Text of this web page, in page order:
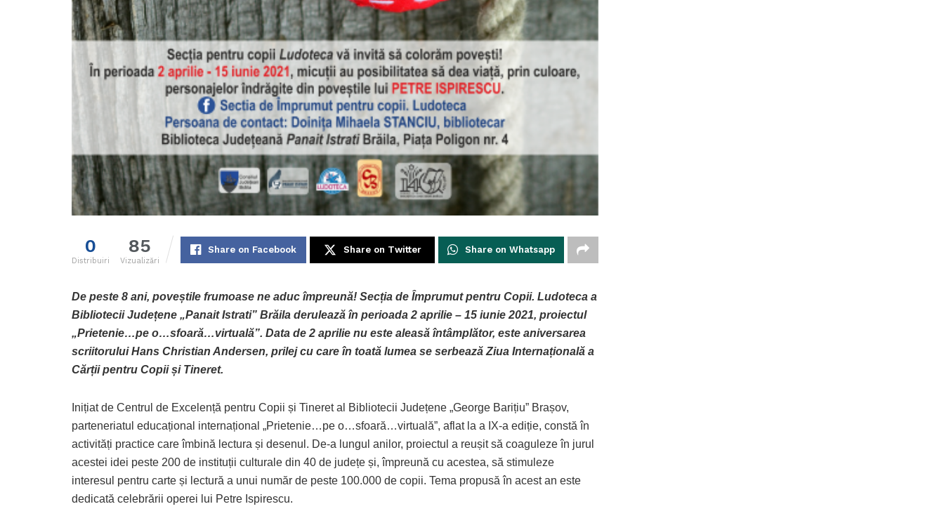
0
Distribuiri
85
Vizualizări
Share on Facebook Share on Twitter Share on Whatsapp
De peste 8 ani, poveștile frumoase ne aduc împreună! Secția de Împrumut pentru Copii. Ludoteca a
Bibliotecii Județene „Panait Istrati” Brăila derulează în perioada 2 aprilie – 15 iunie 2021, proiectul
„Prietenie…pe o…sfoară…virtuală”. Data de 2 aprilie nu este aleasă întâmplător, este aniversarea
scriitorului Hans Christian Andersen, prilej cu care în toată lumea se serbează Ziua Internațională a
Cărții pentru Copii și Tineret.
Inițiat de Centrul de Excelență pentru Copii și Tineret al Bibliotecii Județene „George Barițiu” Brașov,
parteneriatul educațional internațional „Prietenie…pe o…sfoară…virtuală”, aflat la a IX-a ediție, constă în
activități practice care îmbină lectura și desenul. De-a lungul anilor, proiectul a reușit să coaguleze în jurul
acestei idei peste 200 de instituții culturale din 40 de județe și, împreună cu acestea, să stimuleze
interesul pentru carte și lectură a unui număr de peste 100.000 de copii. Tema propusă în acest an este
dedicată celebrării operei lui Petre Ispirescu.